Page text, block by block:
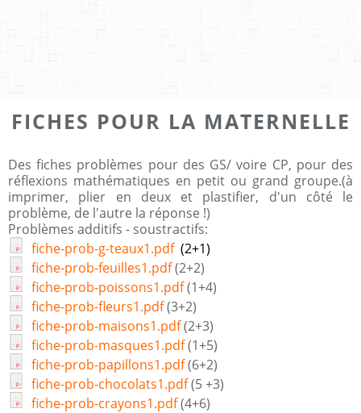
FICHES POUR LA MATERNELLE
Des fiches problèmes pour des GS/ voire CP, pour des
réflexions mathématiques en petit ou grand groupe.(à
imprimer, plier en deux et plastifier, d'un côté le
problème, de l'autre la réponse !)
Problèmes additifs - soustractifs:
fiche-prob-g-teaux1.pdf (2+1)
fiche-prob-feuilles1.pdf(2+2)
fiche-prob-poissons1.pdf(1+4)
fiche-prob-fleurs1.pdf(3+2)
fiche-prob-maisons1.pdf(2+3)
fiche-prob-masques1.pdf(1+5)
fiche-prob-papillons1.pdf(6+2)
fiche-prob-chocolats1.pdf(5 +3)
fiche-prob-crayons1.pdf(4+6)